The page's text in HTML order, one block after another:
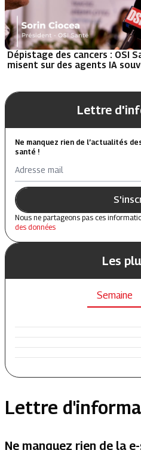
Dépistage des cancers : OSI
misent sur des agents IA
Lettre
Ne manquez rien de l’actualités
santé !
Adresse mail
Nous ne partageons pas ces
des données
Les
Semaine
Lettre
Ne manquez rien de la